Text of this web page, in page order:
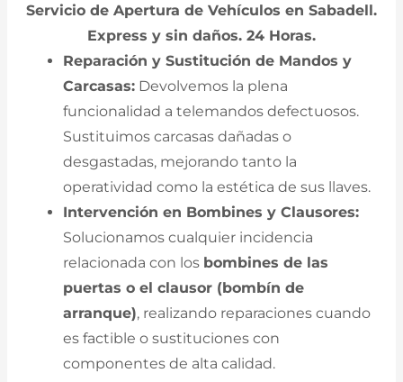
Servicio de Apertura de Vehículos en Sabadell.
Express y sin daños. 24 Horas.
Reparación y Sustitución de Mandos y
Carcasas: Devolvemos la plena
funcionalidad a telemandos defectuosos.
Sustituimos carcasas dañadas o
desgastadas, mejorando tanto la
operatividad como la estética de sus llaves.
Intervención en Bombines y Clausores:
Solucionamos cualquier incidencia
relacionada con los bombines de las
puertas o el clausor (bombín de
arranque), realizando reparaciones cuando
es factible o sustituciones con
componentes de alta calidad.